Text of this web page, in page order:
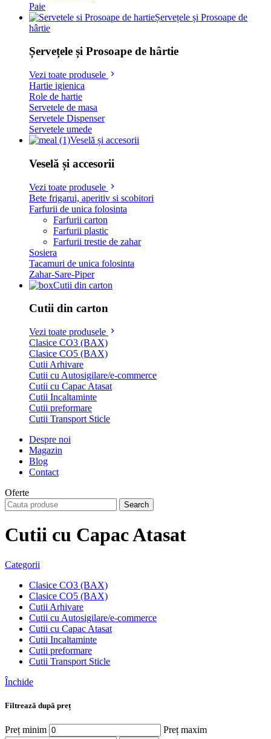
Paie
Șervețele și Prosoape de
hârtie
Șervețele și Prosoape de hârtie
Vezi toate produsele
Hartie igienica
Role de hartie
Servetele de masa
Servetele Dispenser
Servetele umede
Veselă și accesorii
Veselă și accesorii
Vezi toate produsele
Bete frigarui, aperitiv si scobitori
Farfurii de unica folosinta
Farfurii carton
Farfurii plastic
Farfurii trestie de zahar
Sosiera
Tacamuri de unica folosinta
Zahar-Sare-Piper
Cutii din carton
Cutii din carton
Vezi toate produsele
Clasice CO3 (BAX)
Clasice CO5 (BAX)
Cutii Arhivare
Cutii cu Autosigilare/e-commerce
Cutii cu Capac Atasat
Cutii Incaltaminte
Cutii preformare
Cutii Transport Sticle
Despre noi
Magazin
Blog
Contact
Oferte
Search
Cutii cu Capac Atasat
Categorii
Clasice CO3 (BAX)
Clasice CO5 (BAX)
Cutii Arhivare
Cutii cu Autosigilare/e-commerce
Cutii cu Capac Atasat
Cutii Incaltaminte
Cutii preformare
Cutii Transport Sticle
Închide
Filtrează după preț
Preț minim Preț maxim